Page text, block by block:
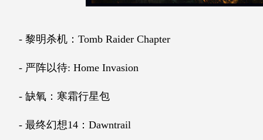
- 黎明杀机：Tomb Raider Chapter
- 严阵以待: Home Invasion
- 缺氧：寒霜行星包
- 最终幻想14：Dawntrail